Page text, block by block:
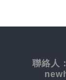
聯絡人：